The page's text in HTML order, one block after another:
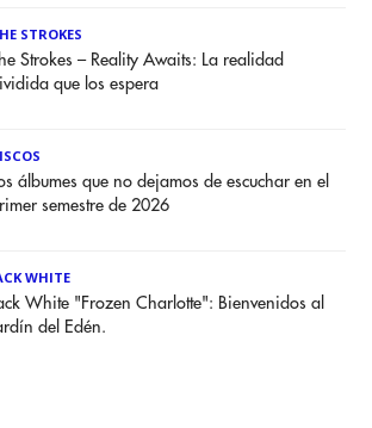
STROKES
Strokes – Reality Awaits: La realidad
que los espera
álbumes que no dejamos de escuchar en el
semestre de 2026
WHITE
White "Frozen Charlotte": Bienvenidos al
del Edén.